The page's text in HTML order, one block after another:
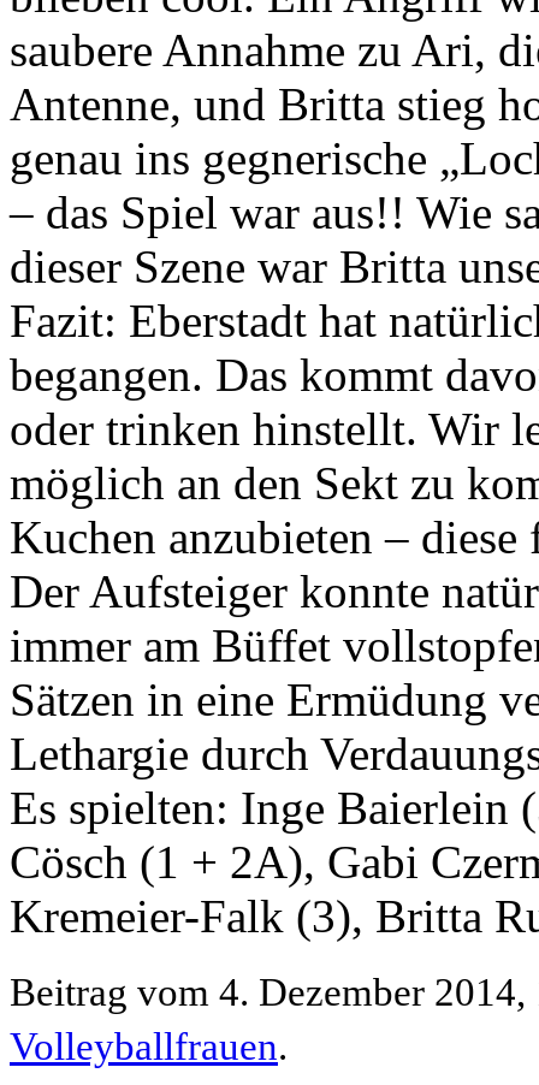
saubere Annahme zu Ari,
Antenne, und Britta stieg
genau ins gegnerische
– das Spiel war aus!! Wie
dieser Szene war Britta
Fazit: Eberstadt hat
begangen. Das kommt
oder trinken hinstellt. Wir
möglich an den Sekt zu
Kuchen anzubieten –
Der Aufsteiger konnte
immer am Büffet
Sätzen in eine Ermüdung
Lethargie durch
Es spielten: Inge Baierlein
Cösch (1 + 2A), Gabi
Kremeier-Falk (3), Britta
Beitrag vom 4. Dezember
Volleyballfrauen.